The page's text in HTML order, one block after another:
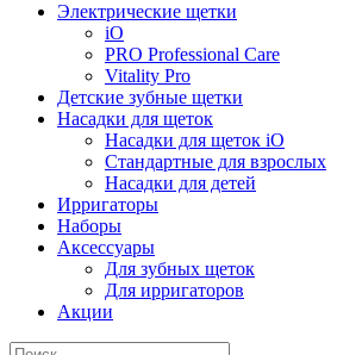
Электрические щетки
iO
PRO Professional Care
Vitality Pro
Детские зубные щетки
Насадки для щеток
Насадки для щеток iO
Стандартные для взрослых
Насадки для детей
Ирригаторы
Наборы
Аксессуары
Для зубных щеток
Для ирригаторов
Акции